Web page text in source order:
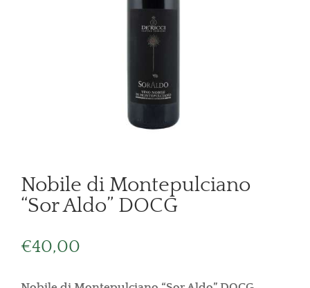
Nobile di Montepulciano
“Sor Aldo” DOCG
€40,00